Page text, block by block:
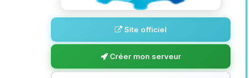
Site officiel
Créer mon serveur